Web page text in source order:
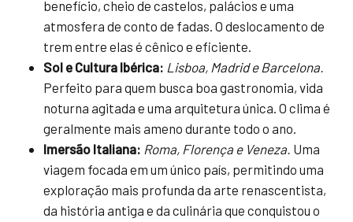
benefício, cheio de castelos, palácios e uma
atmosfera de conto de fadas. O deslocamento de
trem entre elas é cênico e eficiente.
Sol e Cultura Ibérica: Lisboa, Madrid e Barcelona.
Perfeito para quem busca boa gastronomia, vida
noturna agitada e uma arquitetura única. O clima é
geralmente mais ameno durante todo o ano.
Imersão Italiana: Roma, Florença e Veneza. Uma
viagem focada em um único país, permitindo uma
exploração mais profunda da arte renascentista,
da história antiga e da culinária que conquistou o